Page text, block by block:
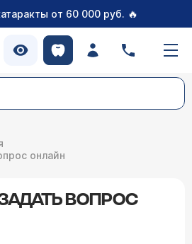
от 60 000 руб. 🔥
онлайн
ВОПРОС